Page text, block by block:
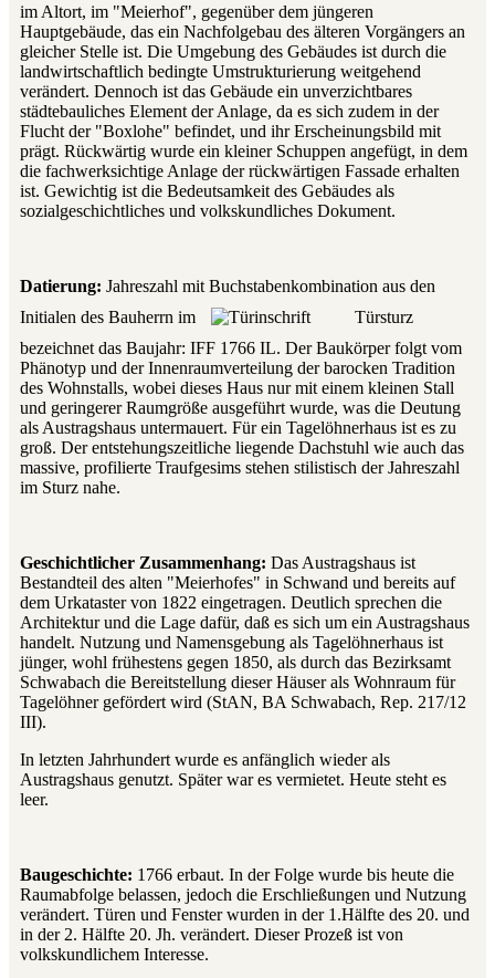
im Altort, im "Meierhof", gegenüber dem jüngeren
Hauptgebäude, das ein Nachfolgebau des älteren Vorgängers an
gleicher Stelle ist. Die Umgebung des Gebäudes ist durch die
landwirtschaftlich bedingte Umstrukturierung weitgehend
verändert. Dennoch ist das Gebäude ein unverzichtbares
städtebauliches Element der Anlage, da es sich zudem in der
Flucht der "Boxlohe" befindet, und ihr Erscheinungsbild mit
prägt. Rückwärtig wurde ein kleiner Schuppen angefügt, in dem
die fachwerksichtige Anlage der rückwärtigen Fassade erhalten
ist. Gewichtig ist die Bedeutsamkeit des Gebäudes als
sozialgeschichtliches und volkskundliches Dokument.
Datierung: Jahreszahl mit Buchstabenkombination aus den
Initialen des Bauherrn im
Türsturz
bezeichnet das Baujahr: IFF 1766 IL. Der Baukörper folgt vom
Phänotyp und der Innenraumverteilung der barocken Tradition
des Wohnstalls, wobei dieses Haus nur mit einem kleinen Stall
und geringerer Raumgröße ausgeführt wurde, was die Deutung
als Austragshaus untermauert. Für ein Tagelöhnerhaus ist es zu
groß. Der entstehungszeitliche liegende Dachstuhl wie auch das
massive, profilierte Traufgesims stehen stilistisch der Jahreszahl
im Sturz nahe.
Geschichtlicher Zusammenhang: Das Austragshaus ist
Bestandteil des alten "Meierhofes" in Schwand und bereits auf
dem Urkataster von 1822 eingetragen. Deutlich sprechen die
Architektur und die Lage dafür, daß es sich um ein Austragshaus
handelt. Nutzung und Namensgebung als Tagelöhnerhaus ist
jünger, wohl frühestens gegen 1850, als durch das Bezirksamt
Schwabach die Bereitstellung dieser Häuser als Wohnraum für
Tagelöhner gefördert wird (StAN, BA Schwabach, Rep. 217/12
III).
In letzten Jahrhundert wurde es anfänglich wieder als
Austragshaus genutzt. Später war es vermietet. Heute steht es
leer.
Baugeschichte: 1766 erbaut. In der Folge wurde bis heute die
Raumabfolge belassen, jedoch die Erschließungen und Nutzung
verändert. Türen und Fenster wurden in der 1.Hälfte des 20. und
in der 2. Hälfte 20. Jh. verändert. Dieser Prozeß ist von
volkskundlichem Interesse.